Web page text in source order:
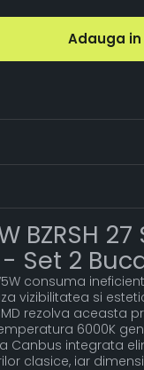
Adauga in
BZRSH
Set 2
consuma
vizibilitatea si
rezolva aceasta
6000K
Canbus integrata
clasice, iar